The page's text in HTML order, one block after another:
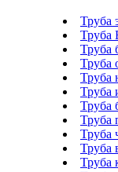
Труба
Труба
Труба
Труба
Труба
Труба
Труба
Труба
Труба
Труба
Труба